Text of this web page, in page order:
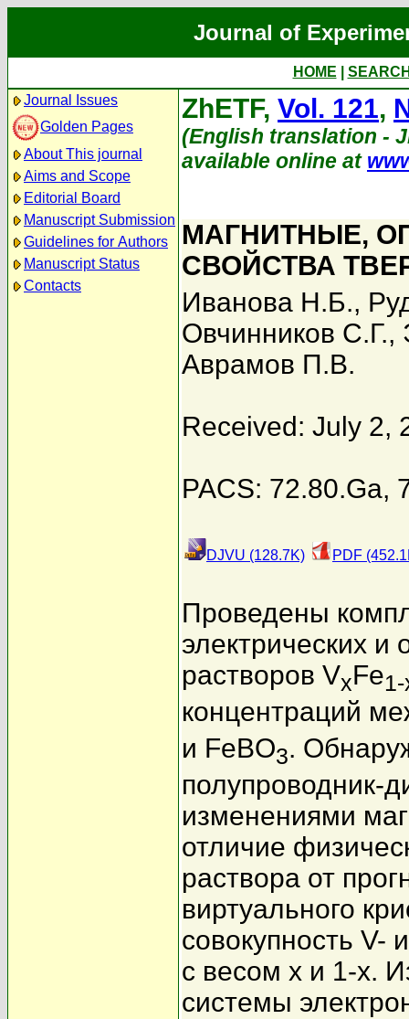
Journal of
HOME
Journal Issues
Golden Pages
About This journal
Aims and Scope
Editorial Board
Manuscript Submission
Guidelines for Authors
Manuscript Status
Contacts
ZhETF, Vol. 121,
(English translation -
available online at
МАГНИТНЫЕ,
СВОЙСТВА
Иванова Н.Б.,
Овчинников С.Г.,
Аврамов П.В.
Received: July 2,
PACS: 72.80.Ga,
DJVU (128.7K) PDF
Проведены
электрических и
растворов VxFe
концентраций
и FeBO3.
полупроводник-
изменениями
отличие
раствора от
виртуального
совокупность V-
с весом x и 1-x.
системы